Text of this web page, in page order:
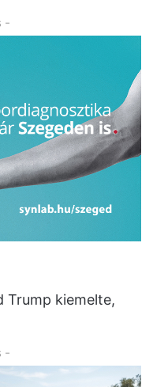
-
Trump kiemelte,
-